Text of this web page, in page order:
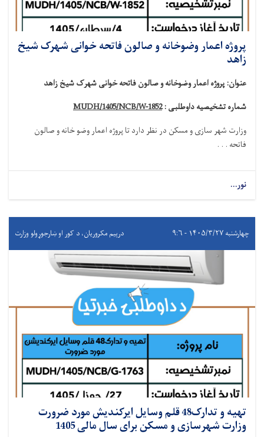
پروژه اعمار وضوخانه و صالون فاتحه خوانی شهرک شیخ
زاهد
عنوان: پروژه اعمار وضوخانه و صالون فاتحه خوانی شهرک شیخ زاهد
شماره تشخیصیه داوطلبی :MUDH/1405/NCB/W-1852
وزارت شهر سازی و مسکن در نظر دارد تاپروژه اعمار وضو خانه و صالون
فاتحه . . .
نور...
چهارشنبه ۱۴۰۵/۳/۲۷ - ۹:۶ درېيم مکروریان، د کور او ښارجوړولو وزارت
تهیه و تدارک48 قلم وسایل ایرکندیش مورد ضرورت
وزارت شهرسازی و مسکن برای سال مالی 1405